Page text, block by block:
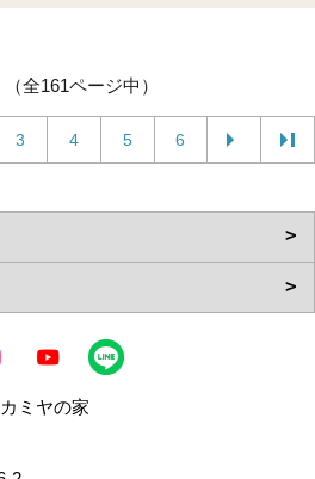
全161ページ中）
3 4 5 6
ミヤの家